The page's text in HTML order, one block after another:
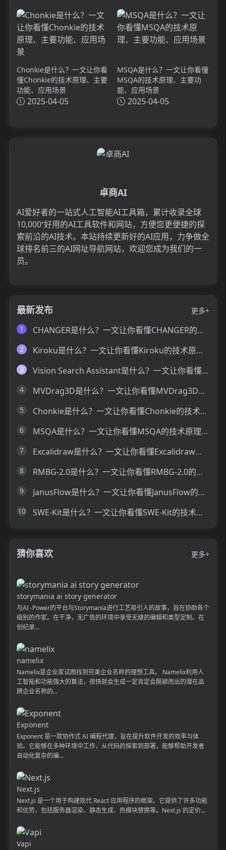
Chonkie是什么？一文让你看
懂Chonkie的技术原理、主要
功能、应用场景
2025-04-05
MSQA是什么？一文让你看懂
MSQA的技术原理、主要功
能、应用场景
2025-04-05
卓商AI
AI爱好者的一站式人工智能AI工具箱，累计收录全球
10,000⁺好用的AI工具软件和网站，方便您更便捷的探
索前沿的AI技术。本站持续更新好的AI应用，力争做全
球排名前三的AI网址导航网站，欢迎您成为我们的一
员。
最新发布
更多+
1
CHANGER是什么？一文让你看懂CHANGER的技术原理、主要功能、应用场景
2 Kiroku是什么？一文让你看懂Kiroku的技术原理、主要功能、应用场景
3 Vision Search Assistant是什么？一文让你看懂Vision Search Assistant的技术原理、主要功能、应用场景
4 MVDrag3D是什么？一文让你看懂MVDrag3D的技术原理、主要功能、应用场景
5 Chonkie是什么？一文让你看懂Chonkie的技术原理、主要功能、应用场景
6 MSQA是什么？一文让你看懂MSQA的技术原理、主要功能、应用场景
7 Excalidraw是什么？一文让你看懂Excalidraw的技术原理、主要功能、应用场景
8 RMBG-2.0是什么？一文让你看懂RMBG-2.0的技术原理、主要功能、应用场景
9 JanusFlow是什么？一文让你看懂JanusFlow的技术原理、主要功能、应用场景
10 SWE-Kit是什么？一文让你看懂SWE-Kit的技术原理、主要功能、应用场景
猜你喜欢 更多+
storymania ai story generator
与AI -Power的平台与Storymania进行工艺吸引人的故事，旨在协助各个
级别的作家。在干净，无广告的环境中享受无缝的编辑和类型定制。在
创纪录...
namelix
Namelix是企业家试图找到完美企业名称的理想工具。 Namelix利用人
工智能和功能强大的算法，很快就会生成一定肯定会脱颖而出的潜在品
牌企业名称的...
Exponent
Exponent 是一款协作式 AI 编程代理，旨在提升软件开发的效率与体
验。它能够在多种环境中工作，从代码的探索到部署，能够帮助开发者
自动化复杂的编...
Next.js
Next.js 是一个用于构建现代 React 应用程序的框架。它提供了许多功能
和优势，包括服务器渲染、静态生成、热模块替换等。Next.js 的定价...
Vapi